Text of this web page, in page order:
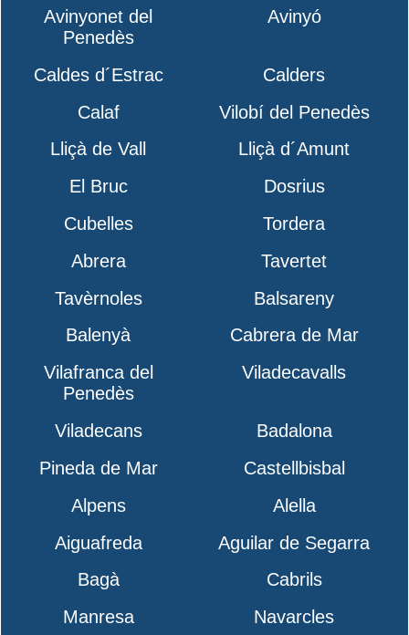
Avinyonet del
Penedès
Avinyó
Caldes d´Estrac
Calders
Calaf
Vilobí del Penedès
Lliçà de Vall
Lliçà d´Amunt
El Bruc
Dosrius
Cubelles
Tordera
Abrera
Tavertet
Tavèrnoles
Balsareny
Balenyà
Cabrera de Mar
Vilafranca del
Penedès
Viladecavalls
Viladecans
Badalona
Pineda de Mar
Castellbisbal
Alpens
Alella
Aiguafreda
Aguilar de Segarra
Bagà
Cabrils
Manresa
Navarcles